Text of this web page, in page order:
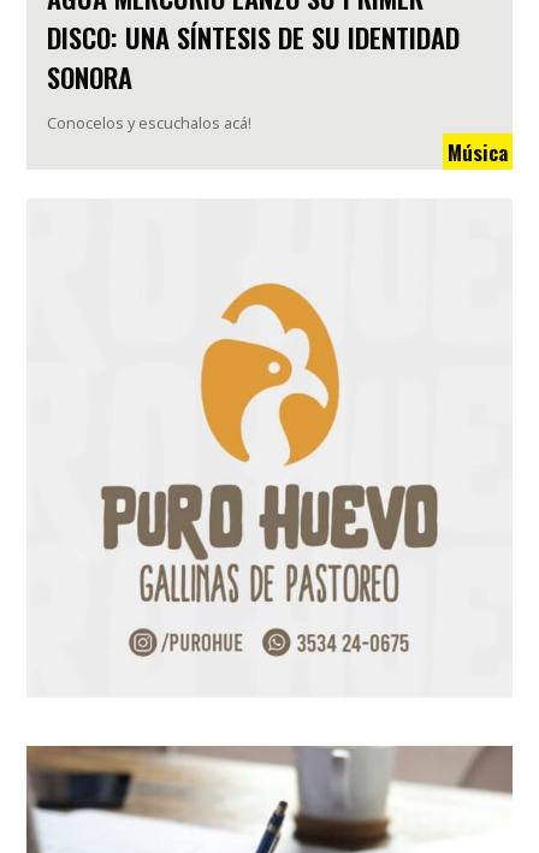
DISCO: UNA SÍNTESIS DE SU IDENTIDAD
SONORA
Conocelos y escuchalos acá!
Música